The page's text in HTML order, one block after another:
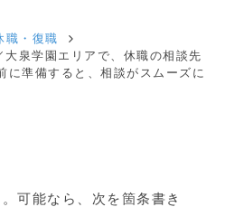
職・復職
泉学園エリアで、休職の相談先
に準備すると、相談がスムーズに
可能なら、次を箇条書き